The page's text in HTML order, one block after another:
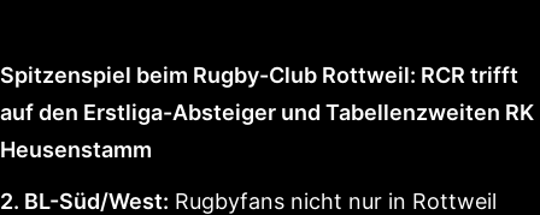
Spitzenspiel beim Rugby-Club Rottweil: RCR trifft
auf den Erstliga-Absteiger und Tabellenzweiten RK
Heusenstamm
2. BL-Süd/West: Rugbyfans nicht nur in Rottweil